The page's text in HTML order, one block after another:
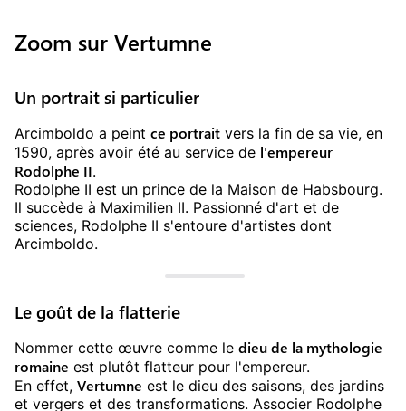
Zoom sur Vertumne
Un portrait si particulier
Arcimboldo a peint ce portrait vers la fin de sa vie, en
1590, après avoir été au service de l'empereur
Rodolphe II.
Rodolphe II est un prince de la Maison de Habsbourg.
Il succède à Maximilien II. Passionné d'art et de
sciences, Rodolphe II s'entoure d'artistes dont
Arcimboldo.
Le goût de la flatterie
Nommer cette œuvre comme le dieu de la mythologie
romaine est plutôt flatteur pour l'empereur.
En effet, Vertumne est le dieu des saisons, des jardins
et vergers et des transformations. Associer Rodolphe